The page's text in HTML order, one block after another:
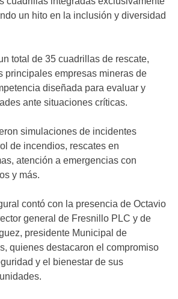
un hito en la inclusión y diversidad
total de 35 cuadrillas de rescate,
principales empresas mineras de
diseñada para evaluar y
ante situaciones críticas.
simulaciones de incidentes
de incendios, rescates en
atención a emergencias con
y más.
contó con la presencia de Octavio
general de Fresnillo PLC y de
presidente Municipal de
quienes destacaron el compromiso
y el bienestar de sus